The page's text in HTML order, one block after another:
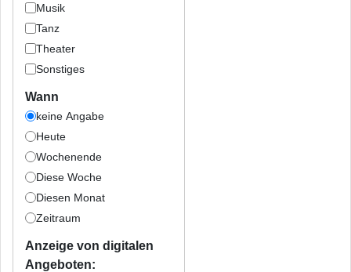
Musik
Tanz
Theater
Sonstiges
Wann
keine Angabe
Heute
Wochenende
Diese Woche
Diesen Monat
Zeitraum
Anzeige von digitalen
Angeboten: